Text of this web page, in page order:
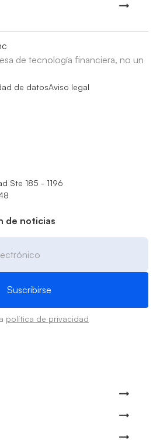
de tecnología financiera, no un
de datosAviso legal
Ste 185 - 1196
de noticias
política de privacidad